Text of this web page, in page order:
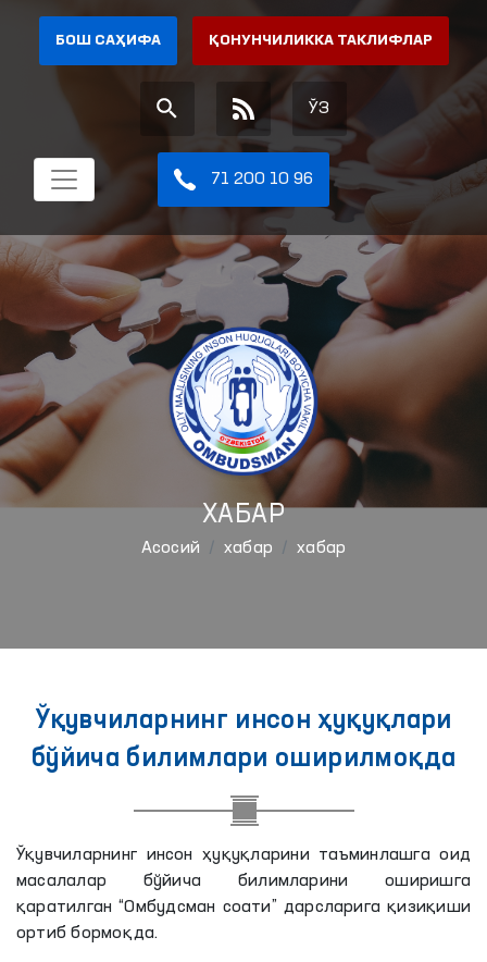
БОШ САҲИФА ҚОНУНЧИЛИККА ТАКЛИФЛАР
ЎЗ
71 200 10 96
ХАБАР
Aсосий хабар хабар
Ўқувчиларнинг инсон ҳуқуқлари
бўйича билимлари оширилмоқда
Ўқувчиларнинг инсон ҳуқуқларини таъминлашга оид
масалалар бўйича билимларини оширишга
қаратилган “Омбудсман соати” дарсларига қизиқиши
ортиб бормоқда.